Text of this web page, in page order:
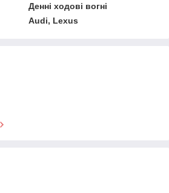
Денні ходові вогні
Audi, Lexus